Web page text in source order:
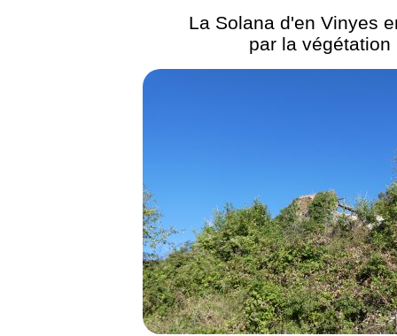
La Solana d'en Vinyes
par la végétation